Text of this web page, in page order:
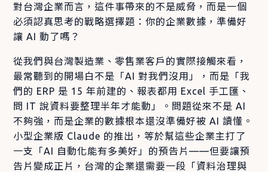
對台灣企業而言，這件事帶來的不是威脅，而是一個
必須認真思考的戰略選擇題：你的企業數據，準備好
讓 AI 動了嗎？
從我們與台灣製造業、零售業客戶的實際接觸來看，
最常聽到的開場白不是「AI 對我們沒用」，而是「我
們的 ERP 是 15 年前建的、報表都用 Excel 手工匯、
問 IT 說資料要整理半年才能動」。問題從來不是 AI
不夠強，而是企業的數據根本還沒準備好被 AI 讀懂。
小型企業版 Claude 的推出，等於幫這些企業主打了
一支「AI 自動化能有多美好」的預告片——但要讓預
告片變成正片，台灣的企業還需要一段「資料治理與